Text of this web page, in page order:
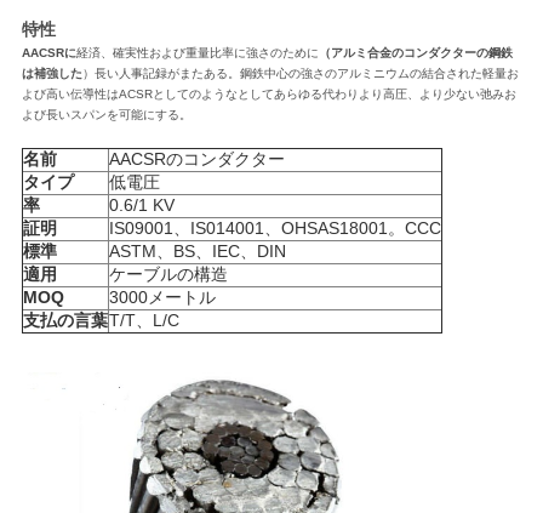
用
を
要
求
し
な
さ
特性
AACSRに経済、確実性および重量比率に強さのために （アルミ合金のコンダクターの鋼鉄
は補強した）長い人事記録がまたある。鋼鉄中心の強さのアルミニウムの結合された軽量お
よび高い伝導性はACSRとしてのようなとしてあらゆる代わりより高圧、より少ない弛みお
よび長いスパンを可能にする。
名前
AACSRのコンダクター
タイプ
低電圧
率
0.6/1 KV
証明
IS09001、IS014001、OHSAS18001。CCC
標準
ASTM、BS、IEC、DIN
適用
ケーブルの構造
MOQ
3000メートル
支払の言葉T/T、L/C